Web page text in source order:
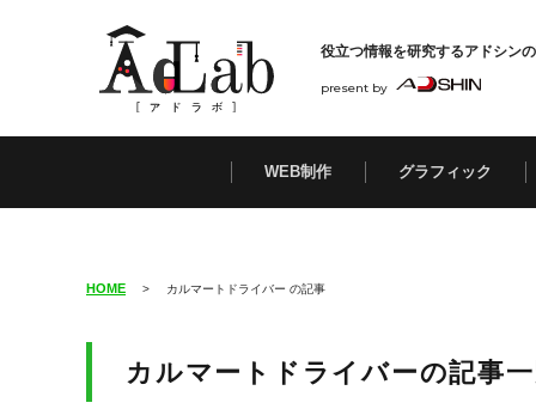
役立つ情報を研究するアドシン
present by
WEB制作 グラフィック
HOME > カルマートドライバー の記事
カルマートドライバーの記事